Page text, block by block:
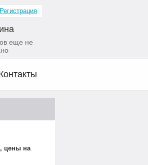
Регистрация
еще не
цены на